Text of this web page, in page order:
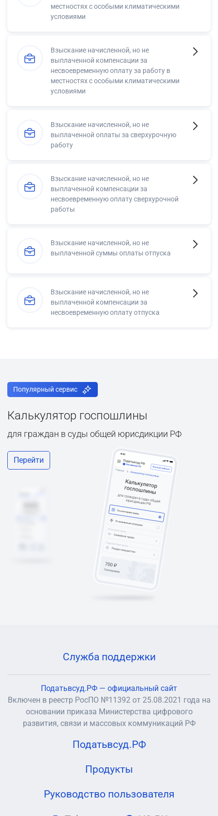
местностях с особыми климатическими
условиями
Взыскание начисленной, но не
выплаченной компенсации за
несвоевременную оплату за работу в
местностях с особыми климатическими
условиями
Взыскание начисленной, но не
выплаченной оплаты за сверхурочную
работу
Взыскание начисленной, но не
выплаченной компенсации за
несвоевременную оплату сверхурочной
работы
Взыскание начисленной, но не
выплаченной суммы оплаты отпуска
Взыскание начисленной, но не
выплаченной компенсации за
несвоевременную оплату отпуска
Популярный сервис
Калькулятор госпошлины
для граждан в суды общей юрисдикции РФ
Перейти
Служба поддержки
Податьвсуд.РФ — официальный сайт
Включен в реестр РосПО №11392 от 25.08.2021 года на
основании приказа Министерства цифрового
развития, связи и массовых коммуникаций РФ
Податьвсуд.РФ
Продукты
Руководство пользователя